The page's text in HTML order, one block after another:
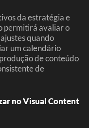
da estratégia e
permitirá avaliar o
quando
um calendário
de conteúdo
de
no Visual Content